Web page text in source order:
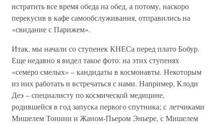
истратить все время обеда на обед, а потому, наскоро
перекусив в кафе самообслуживания, отправились на
«свидание с Парижем».
Итак, мы начали со ступенек КНЕСа перед плато Бобур.
Еще недавно я видел такое фото: на этих ступенях
«семеро смелых» – кандидаты в космонавты. Некоторым
из них работать и встречаться с нами. Например, Клоди
Деэ – специалисту по космической медицине,
родившейся в год запуска первого спутника; с летчиками
Мишелем Тонини и Жаном-Пьером Эньере, с Мишелем